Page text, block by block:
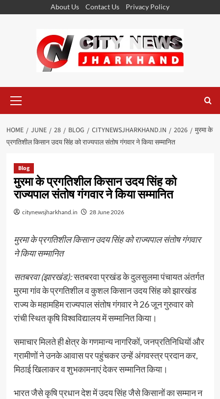
About Us Contact Us Privacy Policy
Menu
HOME JUNE 28 BLOG CITYNEWSJHARKHAND.IN 2026
मुरमा के
प्रगतिशील किसान उदय सिंह को राज्यपाल संतोष गंगवार ने किया सम्मानित
Blog
मुरमा के प्रगतिशील किसान उदय सिंह को
राज्यपाल संतोष गंगवार ने किया सम्मानित
citynewsjharkhand.in 28 June 2026
मुरमा के प्रगतिशील किसान उदय सिंह को राज्यपाल संतोष गंगवार
ने किया सम्मानित
सतबरवा (झारखंड):सतबरवा प्रखंड के दुलसुलमा पंचायत अंतर्गत
मुरमा गांव के प्रगतिशील व कुशल किसान उदय सिंह को झारखंड
राज्य के महामहिम राज्यपाल संतोष गंगवार ने 26 जून गुरुवार को
रांची स्थित कृषि विश्वविद्यालय में सम्मानित किया।
समाचार मिलते ही क्षेत्र के गणमान्य नागरिकों, जनप्रतिनिधियों और
ग्रामीणों ने उनके आवास पर पहुंचकर उन्हें अंगवस्त्र प्रदान कर,
मिठाई खिलाकर व शुभकामनाएं देकर सम्मानित किया।
भारत जैसे कृषि प्रधान देश में उदय सिंह जैसे किसानों का सम्मान न